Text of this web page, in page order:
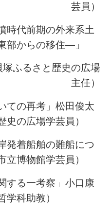
芸員）
時代前期の外来系土
部からの移住―」
ふるさと歴史の広場
主任）
ての再考」松田俊太
史の広場学芸員）
発着船舶の難船につ
立博物館学芸員）
する一考察」小口康
学科助教）